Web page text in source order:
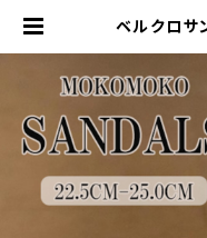
ベルクロサ